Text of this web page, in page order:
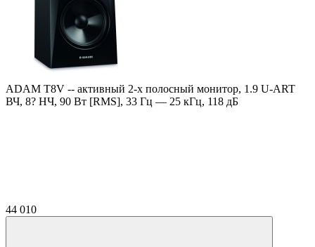
ADAM T8V -- активный 2-х полосный монитор, 1.9 U-ART
ВЧ, 8? НЧ, 90 Вт [RMS], 33 Гц — 25 кГц, 118 дБ
44 010